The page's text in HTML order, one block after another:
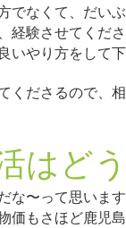
でなくて、だい
経験させてくださ
いやり方をして
くださるので、
はど
な〜って思いま
価もさほど鹿児